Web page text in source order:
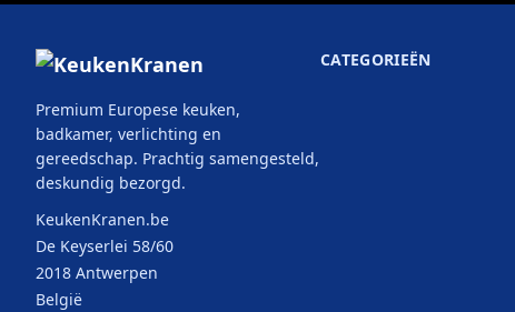
Premium Europese keuken,
badkamer, verlichting en
gereedschap. Prachtig samengesteld,
deskundig bezorgd.
KeukenKranen.be
De Keyserlei 58/60
2018 Antwerpen
België
CATEGORIEËN